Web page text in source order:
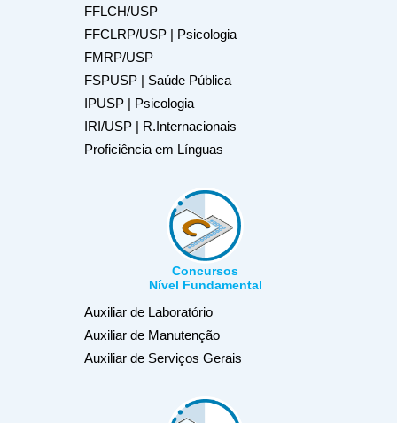
FFLCH/USP
FFCLRP/USP | Psicologia
FMRP/USP
FSPUSP | Saúde Pública
IPUSP | Psicologia
IRI/USP | R.Internacionais
Proficiência em Línguas
Concursos
Nível Fundamental
Auxiliar de Laboratório
Auxiliar de Manutenção
Auxiliar de Serviços Gerais